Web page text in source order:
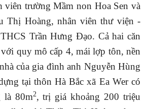
viên trường Mầm non Hoa Sen và
Thị Hoàng, nhân viên thư viện -
Trần Hưng Đạo. Cả hai căn
quy mô cấp 4, mái lợp tôn, nền
của gia đình anh Nguyễn Hùng
tại thôn Hà Bắc xã Ea Wer có
là 80m2, trị giá khoảng 200 triệu